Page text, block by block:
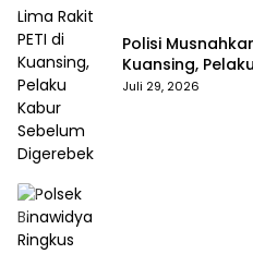
Polisi
Kuansing,
Juli 29, 2026